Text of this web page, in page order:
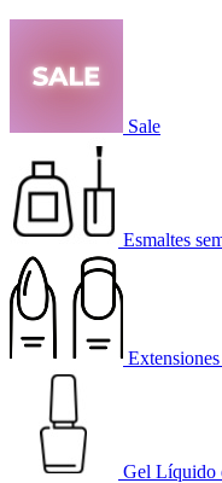
Sale
Esmaltes
Gel Líquido